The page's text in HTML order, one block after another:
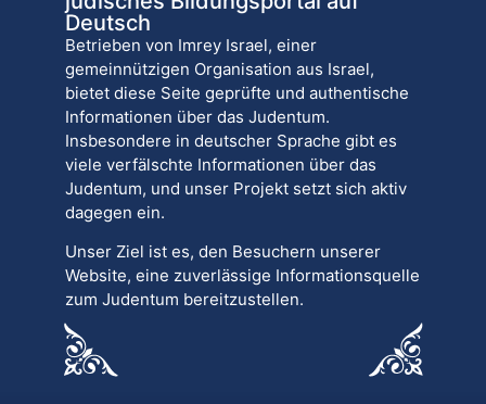
Deutsch
Betrieben von Imrey Israel, einer
gemeinnützigen Organisation aus Israel,
bietet diese Seite geprüfte und authentische
Informationen über das Judentum.
Insbesondere in deutscher Sprache gibt es
viele verfälschte Informationen über das
Judentum, und unser Projekt setzt sich aktiv
dagegen ein.
Unser Ziel ist es, den Besuchern unserer
Website, eine zuverlässige Informationsquelle
zum Judentum bereitzustellen.